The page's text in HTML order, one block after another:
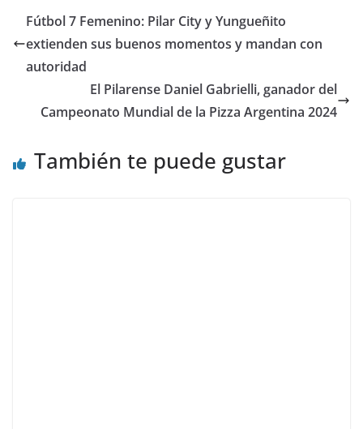
Fútbol 7 Femenino: Pilar City y Yungueñito
extienden sus buenos momentos y mandan con
autoridad
El Pilarense Daniel Gabrielli, ganador del
Campeonato Mundial de la Pizza Argentina 2024
También te puede gustar